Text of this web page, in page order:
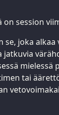
on session
se, joka alkaa
jatkuvia
mielessä
tai